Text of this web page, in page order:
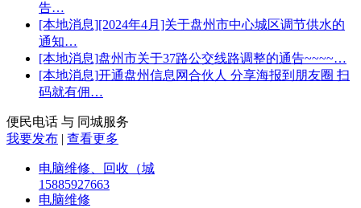
告…
[本地消息][2024年4月]关于盘州市中心城区调节供水的
通知…
[本地消息]盘州市关于37路公交线路调整的通告~~~~…
[本地消息]开通盘州信息网合伙人 分享海报到朋友圈 扫
码就有佣…
便民电话 与 同城服务
我要发布 | 查看更多
电脑维修、回收（城
15885927663
电脑维修